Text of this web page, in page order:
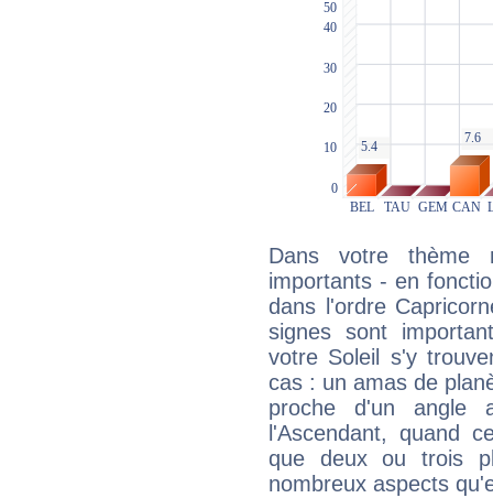
Dans votre thème
importants - en
dans l'ordre
signes sont
votre Soleil s'y
cas : un amas de
proche d'un
l'Ascendant, quand
que deux ou trois
nombreux aspects